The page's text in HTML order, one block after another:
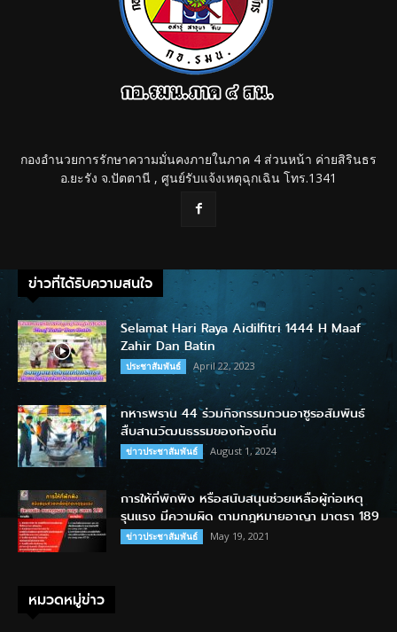
กองอำนวยการรักษาความมั่นคงภายในภาค 4 ส่วนหน้า ค่ายสิรินธร
อ.ยะรัง จ.ปัตตานี , ศูนย์รับแจ้งเหตุฉุกเฉิน โทร.1341
ข่าวที่ได้รับความสนใจ
Selamat Hari Raya Aidilfitri 1444 H Maaf
Zahir Dan Batin
ประชาสัมพันธ์ April 22, 2023
ทหารพราน 44 ร่วมกิจกรรมกวนอาซูรอสัมพันธ์
สืบสานวัฒนธรรมของท้องถิ่น
ข่าวประชาสัมพันธ์ August 1, 2024
การให้ที่พักพิง หรือสนับสนุนช่วยเหลือผู้ก่อเหตุ
รุนแรง มีความผิด ตามกฎหมายอาญา มาตรา 189
ข่าวประชาสัมพันธ์ May 19, 2021
หมวดหมู่ข่าว